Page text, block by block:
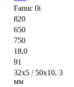
Fanuc 0i
820
650
750
18,0
91
32х5 / 50х10, 3
мм